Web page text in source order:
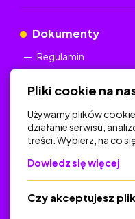
Dokumenty
Regulamin
Na skróty
Polityka Prywatności
Regulamin
O platformie
Pliki cookie na
Używamy plików
działanie serwisu,
treści. Wybierz, na co
Dowiedz się więcej
Czy akceptujesz